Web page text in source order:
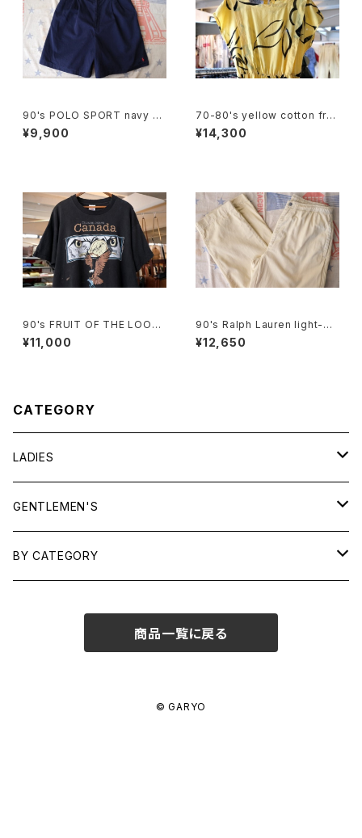
90's POLO SPORT navy C
ulottes w/ pony embroider
y
¥9,900
70-80's yellow cotton fre
nch sleeve blouse Dress
¥14,300
90's FRUIT OF THE LOOM
eagle printed Tee "Made i
n CANADA"
¥11,000
90's Ralph Lauren light-be
ige cotton easy Pants
¥12,650
CATEGORY
LADIES
TOPS
SHIRTS
OUTERWEAR
GENTLEMEN'S
TOPS
BY CATEGORY
商品一覧に戻る
© GARYO